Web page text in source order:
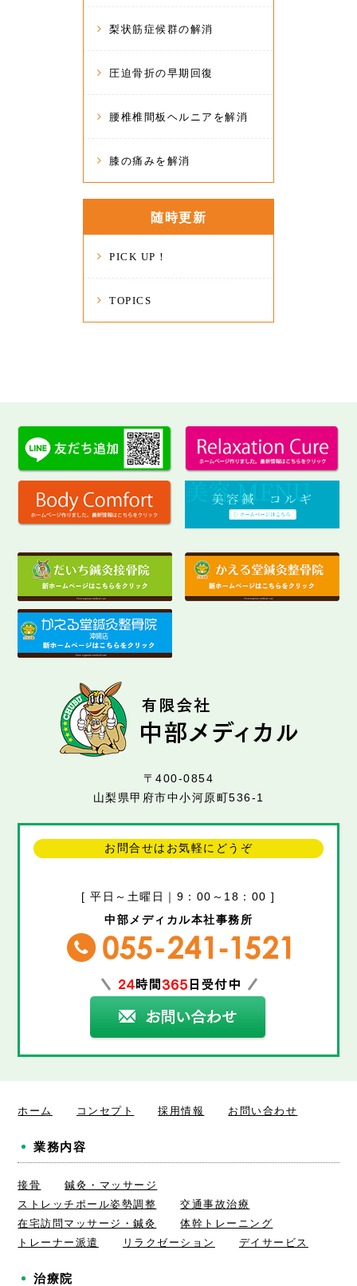
梨状筋症候群の解消
圧迫骨折の早期回復
腰椎椎間板ヘルニアを解消
膝の痛みを解消
随時更新
PICK UP！
TOPICS
〒400-0854
山梨県甲府市中小河原町536-1
お問合せはお気軽にどうぞ
[ 平日～土曜日｜9：00～18：00 ]
中部メディカル本社事務所
ホーム コンセプト 採用情報 お問い合わせ
業務内容
接骨
鍼灸・マッサージ
ストレッチポール姿勢調整
交通事故治療
在宅訪問マッサージ・鍼灸
体幹トレーニング
トレーナー派遣
リラクゼーション デイサービス
治療院